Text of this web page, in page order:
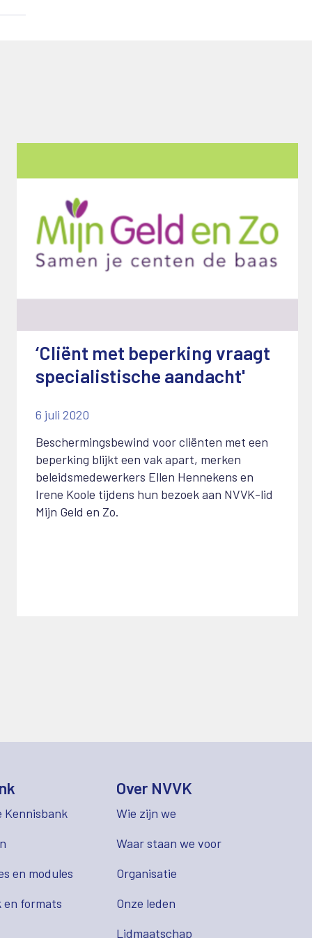
‘Cliënt met beperking vraagt
specialistische aandacht'
6 juli 2020
Beschermingsbewind voor cliënten met een
beperking blijkt een vak apart, merken
beleidsmedewerkers Ellen Hennekens en
Irene Koole tijdens hun bezoek aan NVVK-lid
Mijn Geld en Zo.
Kennisbank
en modules
en formats
Over NVVK
Wie zijn we
Waar staan we voor
Organisatie
Onze leden
Lidmaatschap